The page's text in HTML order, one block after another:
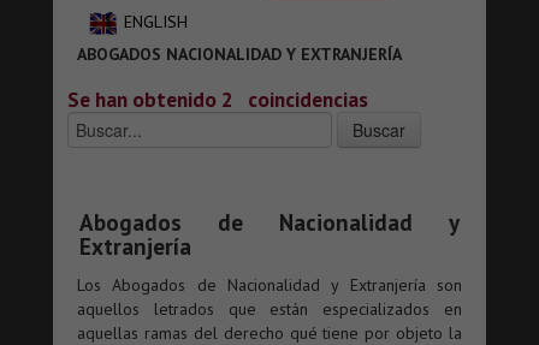
ENGLISH
Se han obtenido 2 coincidencias
ABOGADOS NACIONALIDAD Y EXTRANJERÍA
Abogados de Nacionalidad y
Extranjería
Los Abogados de Nacionalidad y Extranjería son
aquellos letrados que están especializados en
aquellas ramas del derecho qué tiene por objeto la